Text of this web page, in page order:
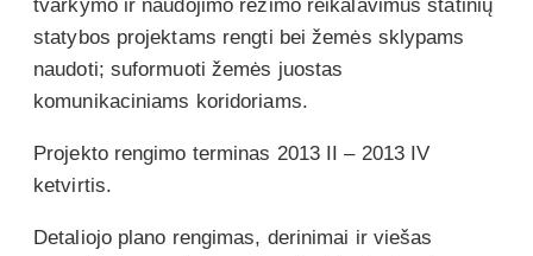
tvarkymo ir naudojimo režimo reikalavimus statinių
statybos projektams rengti bei žemės sklypams
naudoti; suformuoti žemės juostas
komunikaciniams koridoriams.
Projekto rengimo terminas 2013 II – 2013 IV
ketvirtis.
Detaliojo plano rengimas, derinimai ir viešas